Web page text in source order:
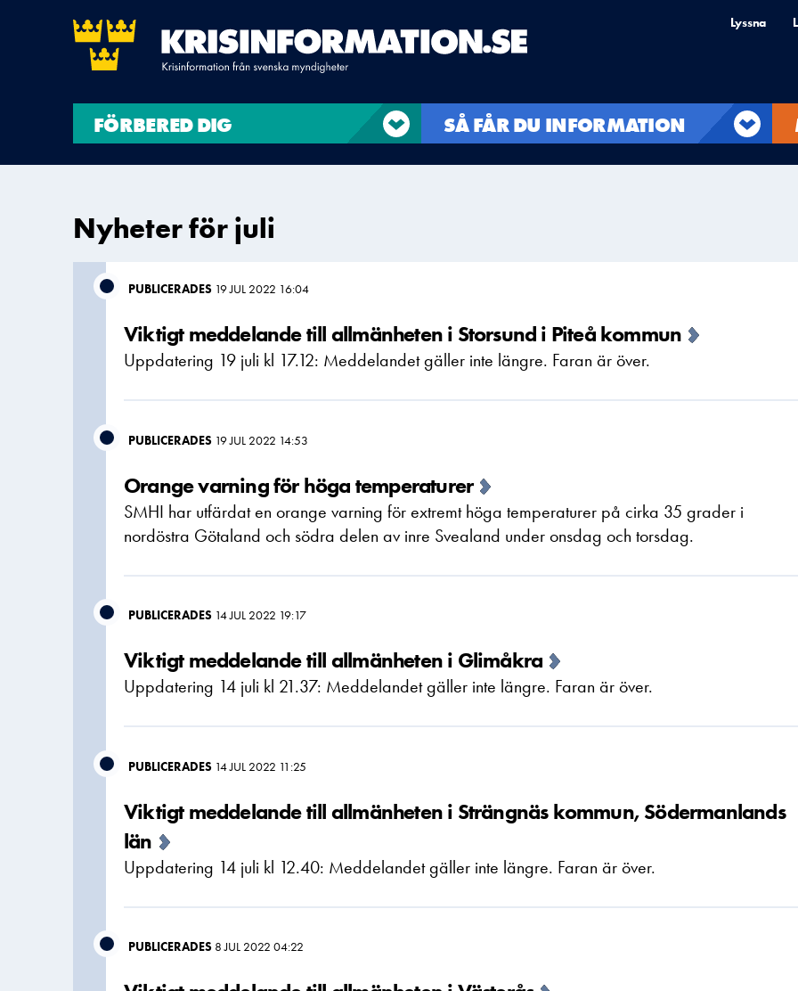
Lyssna
FÖRBERED DIG SÅ FÅR DU INFORMATION
Nyheter för juli
PUBLICERADES 19 JUL 2022 16:04
Viktigt meddelande till allmänheten i Storsund i Piteå kommun
Uppdatering 19 juli kl 17.12: Meddelandet gäller inte längre. Faran är över.
PUBLICERADES 19 JUL 2022 14:53
Orange varning för höga temperaturer
SMHI har utfärdat en orange varning för extremt höga temperaturer på cirka 35 grader i
nordöstra Götaland och södra delen av inre Svealand under onsdag och torsdag.
PUBLICERADES 14 JUL 2022 19:17
Viktigt meddelande till allmänheten i Glimåkra
Uppdatering 14 juli kl 21.37: Meddelandet gäller inte längre. Faran är över.
PUBLICERADES 14 JUL 2022 11:25
Viktigt meddelande till allmänheten i Strängnäs kommun, Södermanlands
län
Uppdatering 14 juli kl 12.40: Meddelandet gäller inte längre. Faran är över.
PUBLICERADES 8 JUL 2022 04:22